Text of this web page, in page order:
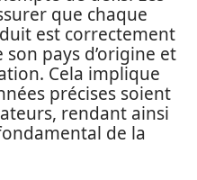
que chaque
est correctement
pays d’origine et
Cela implique
précises soient
rendant ainsi
de la